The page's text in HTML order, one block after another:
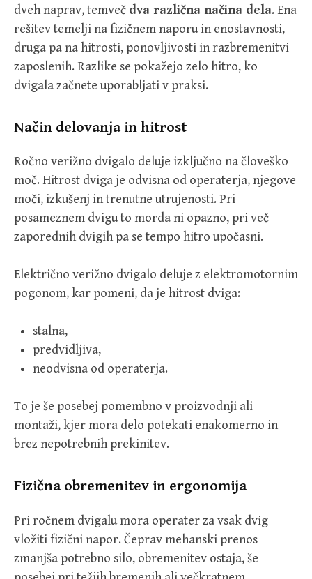
dveh naprav, temveč dva različna načina dela. Ena
rešitev temelji na fizičnem naporu in enostavnosti,
druga pa na hitrosti, ponovljivosti in razbremenitvi
zaposlenih. Razlike se pokažejo zelo hitro, ko
dvigala začnete uporabljati v praksi.
Način delovanja in hitrost
Ročno verižno dvigalo deluje izključno na človeško
moč. Hitrost dviga je odvisna od operaterja, njegove
moči, izkušenj in trenutne utrujenosti. Pri
posameznem dvigu to morda ni opazno, pri več
zaporednih dvigih pa se tempo hitro upočasni.
Električno verižno dvigalo deluje z elektromotornim
pogonom, kar pomeni, da je hitrost dviga:
stalna,
predvidljiva,
neodvisna od operaterja.
To je še posebej pomembno v proizvodnji ali
montaži, kjer mora delo potekati enakomerno in
brez nepotrebnih prekinitev.
Fizična obremenitev in ergonomija
Pri ročnem dvigalu mora operater za vsak dvig
vložiti fizični napor. Čeprav mehanski prenos
zmanjša potrebno silo, obremenitev ostaja, še